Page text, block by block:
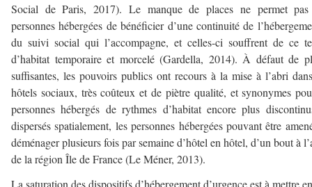
Social de Paris, 2017). Le manque de places ne permet
personnes hébergées de bénéficier d’une continuité de
du suivi social qui l’accompagne, et celles-ci souffrent de ce
d’habitat temporaire et morcelé (Gardella, 2014). À défaut de
suffisantes, les pouvoirs publics ont recours à la mise à l’abri
hôtels sociaux, très coûteux et de piètre qualité, et synonymes
personnes hébergés de rythmes d’habitat encore plus
dispersés spatialement, les personnes hébergées pouvant être
déménager plusieurs fois par semaine d’hôtel en hôtel, d’un bout à
de la région Île de France (Le Méner, 2013).
La saturation des dispositifs d’hébergement d’urgence est à mettre